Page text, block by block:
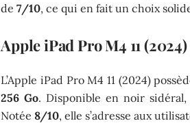
de7/10, ce qui en fait un choix
Apple iPad Pro M4 11 (2024)
L’Apple iPad Pro M4 11 (2024)
256 Go. Disponible en noir
Notée 8/10, elle s’adresse aux